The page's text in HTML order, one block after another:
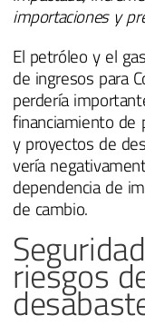
importaciones y
El petróleo y el
de ingresos para
perdería
financiamiento de
y proyectos de
vería
dependencia de
de cambio.
riesgos